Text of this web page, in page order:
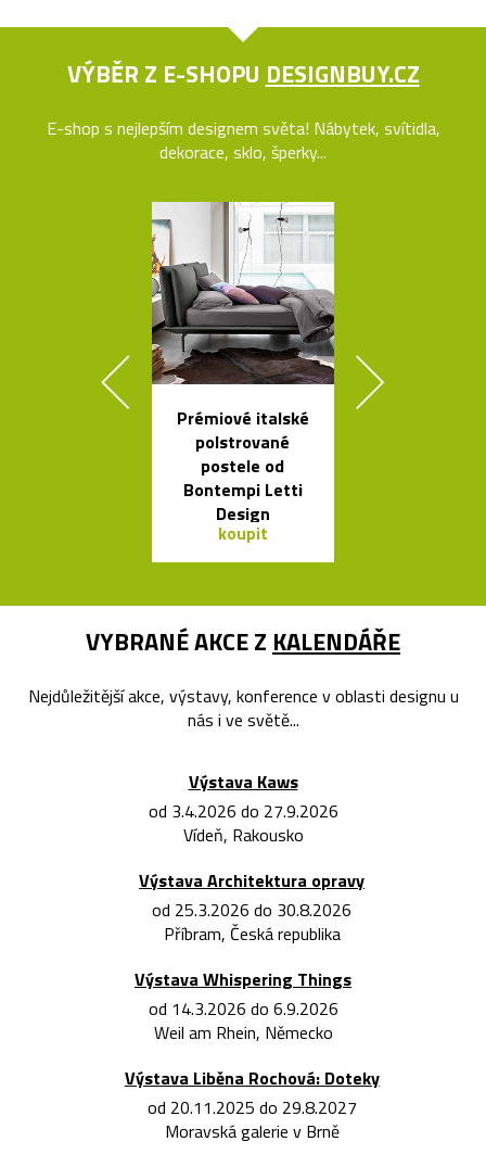
VÝBĚR Z E-SHOPU DESIGNBUY.CZ
E-shop s nejlepším designem světa! Nábytek, svítidla,
dekorace, sklo, šperky...
Prémiové italské
polstrované
postele od
Bontempi Letti
Design
koupit
VYBRANÉ AKCE Z KALENDÁŘE
Nejdůležitější akce, výstavy, konference v oblasti designu u
nás i ve světě...
Výstava Kaws
od 3.4.2026 do 27.9.2026
Vídeň, Rakousko
Výstava Architektura opravy
od 25.3.2026 do 30.8.2026
Příbram, Česká republika
Výstava Whispering Things
od 14.3.2026 do 6.9.2026
Weil am Rhein, Německo
Výstava Liběna Rochová: Doteky
od 20.11.2025 do 29.8.2027
Moravská galerie v Brně